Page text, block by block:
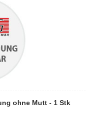
ohne Mutt - 1 Stk